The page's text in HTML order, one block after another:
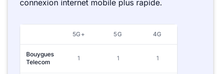
connexion internet mobile plus rapide.
5G+ 5G 4G
Bouygues
Telecom
1 1 1